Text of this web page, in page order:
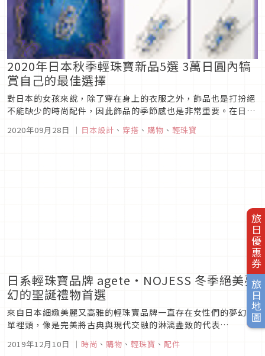
旅日優惠券
旅日地圖
2020年日本秋季輕珠寶新品5選 3萬日圓內犒
賞自己的最佳選擇
對日本的女孩來說，除了穿在身上的衣服之外，飾品也是打扮絕
不能缺少的時尚配件，因此飾品的季節感也是非常重要。在日本
有非常多專門為小資族打造的輕珠寶品牌，每季都會推出3萬日
圓以下的超值新品，本篇挑選台灣女孩也很熟悉的5個品牌，看
2020年09月28日 ｜ 日本設計 、 穿搭 、 購物 、 輕珠寶
日系輕珠寶品牌 agete・NOJESS 冬季絕美夢
幻的聖誕禮物首選
來自日本細緻美麗又高雅的輕珠寶品牌一直存在女性們的夢幻清
單裡頭，像是完美將古典與現代交融的淋漓盡致的代表
「agete（阿卡朵）」，還有出自同源的姊妹牌，喜愛輕珠寶的
日本女性幾乎都有收藏它們家戒指的「NOJESS」，都是節日送
2019年12月10日 ｜ 時尚 、 購物 、 輕珠寶 、 配件